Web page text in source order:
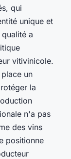
qui
unique et
a
vitivinicole.
un
la
n'a pas
des vins
positionne